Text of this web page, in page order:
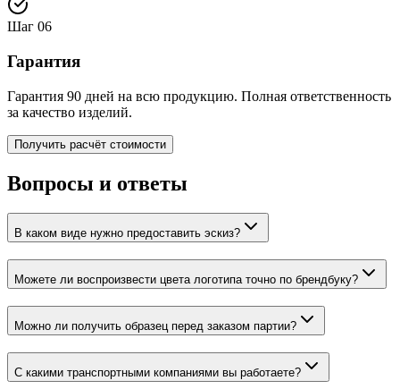
Шаг 06
Гарантия
Гарантия 90 дней на всю продукцию. Полная ответственность
за качество изделий.
Получить расчёт стоимости
Вопросы и ответы
В каком виде нужно предоставить эскиз?
Можете ли воспроизвести цвета логотипа точно по брендбуку?
Можно ли получить образец перед заказом партии?
С какими транспортными компаниями вы работаете?